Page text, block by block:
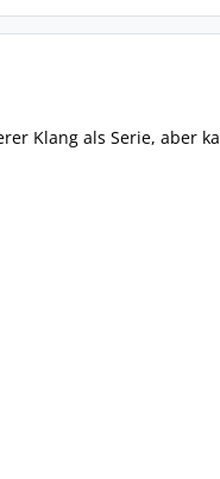
Klang als Serie, aber